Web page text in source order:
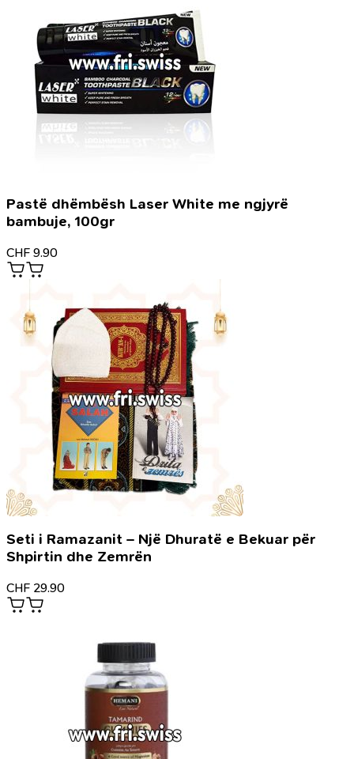
Pastë dhëmbësh Laser White me ngjyrë
bambuje, 100gr
CHF 9.90
Seti i Ramazanit – Një Dhuratë e Bekuar për
Shpirtin dhe Zemrën
CHF 29.90